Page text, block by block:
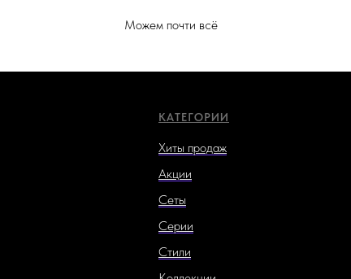
Можем почти всё
КАТЕГОРИИ
Хиты продаж
Акции
Сеты
Серии
Стили